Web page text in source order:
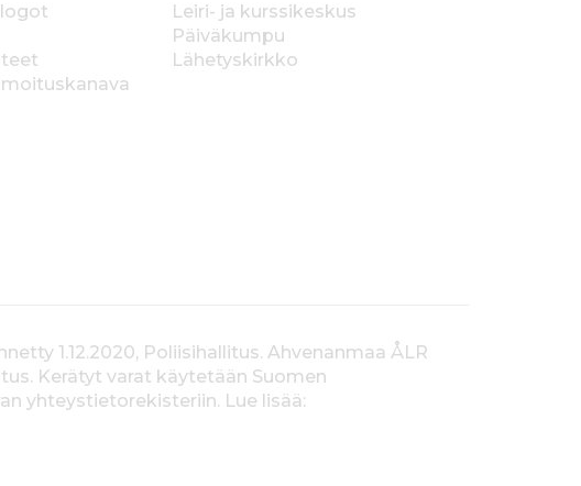
Leiri- ja kurssikeskus
Päiväkumpu
Lähetyskirkko
1.12.2020, Poliisihallitus. Ahvenanmaa ÅLR
Kerätyt varat käytetään Suomen
yhteystietorekisteriin. Lue lisää: